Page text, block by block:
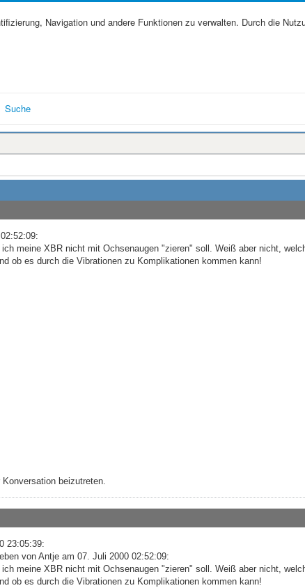
Navigation und andere Funktionen zu verwalten. Durch die
Suche
meine XBR nicht mit Ochsenaugen "zieren" soll. Weiß aber nicht,
ob es durch die Vibrationen zu Komplikationen kommen kann!
Konversation beizutreten.
23:05:39:
von Antje am 07. Juli 2000 02:52:09:
meine XBR nicht mit Ochsenaugen "zieren" soll. Weiß aber nicht,
ob es durch die Vibrationen zu Komplikationen kommen kann!